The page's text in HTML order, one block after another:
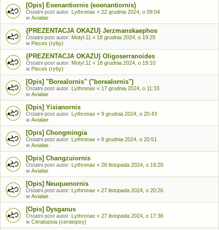
[Opis] Eoenantiornis (eoenantiornis)
Ostatni post autor: Lythronax « 22 grudnia 2024, o 09:04
w Avialae
{PREZENTACJA OKAZU} Jerzmanskaephos
Ostatni post autor: Motyl.11 « 18 grudnia 2024, o 19:25
w Pisces (ryby)
{PREZENTACJA OKAZU} Oligoserranoides
Ostatni post autor: Motyl.11 « 18 grudnia 2024, o 19:10
w Pisces (ryby)
[Opis] "Borealornis" ("borealornis")
Ostatni post autor: Lythronax « 17 grudnia 2024, o 11:33
w Avialae
[Opis] Yixianornis
Ostatni post autor: Lythronax « 9 grudnia 2024, o 20:43
w Avialae
[Opis] Chongmingia
Ostatni post autor: Lythronax « 8 grudnia 2024, o 20:51
w Avialae
[Opis] Changzuiornis
Ostatni post autor: Lythronax « 28 listopada 2024, o 19:20
w Avialae
[Opis] Neuquenornis
Ostatni post autor: Lythronax « 27 listopada 2024, o 20:26
w Avialae
[Opis] Dysganus
Ostatni post autor: Lythronax « 27 listopada 2024, o 17:36
w Ceratopsia (ceratopsy)